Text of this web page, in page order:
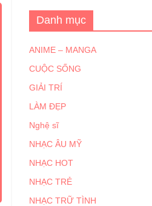
Danh mục
ANIME – MANGA
CUỘC SỐNG
GIẢI TRÍ
LÀM ĐẸP
Nghệ sĩ
NHẠC ÂU MỸ
NHẠC HOT
NHẠC TRẺ
NHẠC TRỮ TÌNH